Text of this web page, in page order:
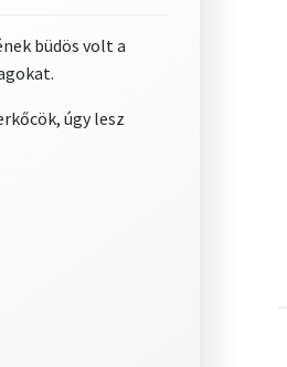
büdös volt a
úgy lesz